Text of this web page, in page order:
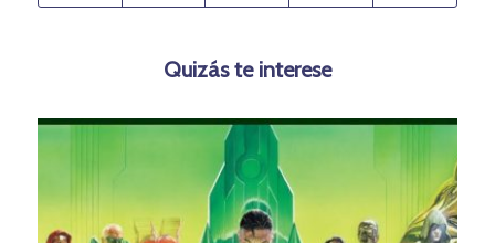
Quizás te interese